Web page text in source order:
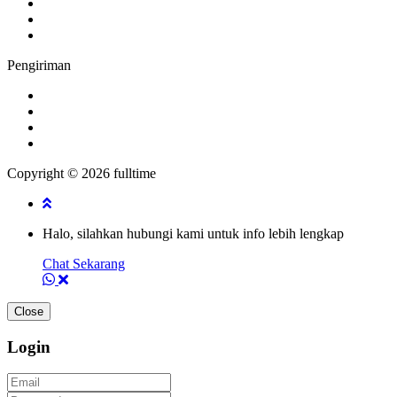
Pengiriman
Copyright © 2026 fulltime
Halo, silahkan hubungi kami untuk info lebih lengkap
Chat Sekarang
Close
Login